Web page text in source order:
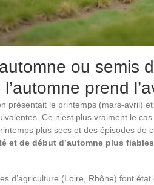
ou semis
prend
présentait le printemps (mars-avril)
Ce n’est plus vraiment le
plus secs et des épisodes de
et de début d’automne plus fiables
d’agriculture (Loire, Rhône) font